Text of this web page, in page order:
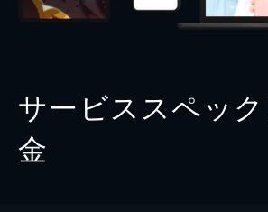
サービススペッ
金